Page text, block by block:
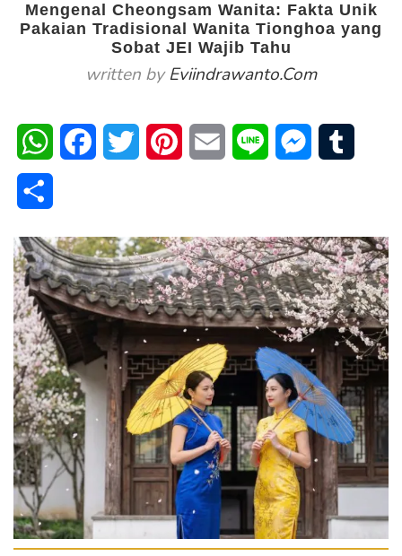
Mengenal Cheongsam Wanita: Fakta Unik
Pakaian Tradisional Wanita Tionghoa yang
Sobat JEI Wajib Tahu
written byEviindrawanto.com
WhatsAppFacebookTwitter PinterestEmail Line Messenger